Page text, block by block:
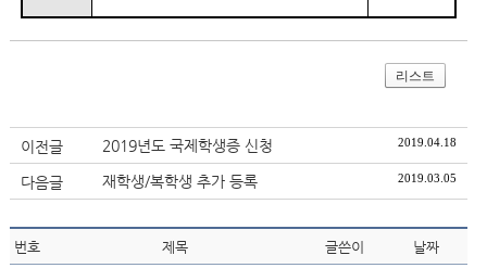
리스트
이전글 2019년도 국제학생증 신청 2019.04.18
다음글 재학생/복학생 추가 등록 2019.03.05
번호 제목 글쓴이 날짜